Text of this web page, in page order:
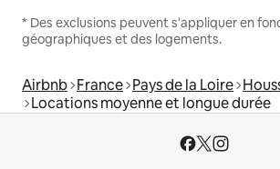
* Des exclusions peuvent s'appliquer en
géographiques et des logements.
Airbnb France Pays de la Loire
Locations moyenne et longue durée